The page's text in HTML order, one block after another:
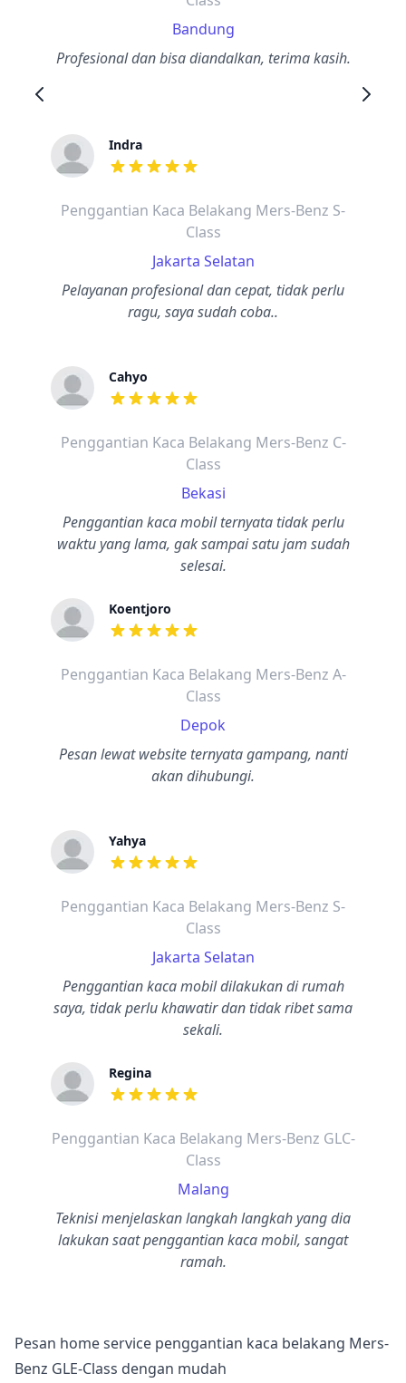
Bandung
Profesional dan bisa diandalkan, terima kasih.
Indra
dari ulasan adalah bintang lima
Penggantian Kaca Belakang Mers-Benz S-
Class
Jakarta Selatan
Pelayanan profesional dan cepat, tidak perlu
ragu, saya sudah coba..
Cahyo
dari ulasan adalah bintang lima
Penggantian Kaca Belakang Mers-Benz C-
Class
Bekasi
Penggantian kaca mobil ternyata tidak perlu
waktu yang lama, gak sampai satu jam sudah
selesai.
Koentjoro
dari ulasan adalah bintang lima
Penggantian Kaca Belakang Mers-Benz A-
Class
Depok
Pesan lewat website ternyata gampang, nanti
akan dihubungi.
Yahya
dari ulasan adalah bintang lima
Penggantian Kaca Belakang Mers-Benz S-
Class
Jakarta Selatan
Penggantian kaca mobil dilakukan di rumah
saya, tidak perlu khawatir dan tidak ribet sama
sekali.
Regina
dari ulasan adalah bintang lima
Penggantian Kaca Belakang Mers-Benz GLC-
Class
Malang
Teknisi menjelaskan langkah langkah yang dia
lakukan saat penggantian kaca mobil, sangat
ramah.
Pesan home service penggantian kaca belakang Mers-
Benz GLE-Class dengan mudah